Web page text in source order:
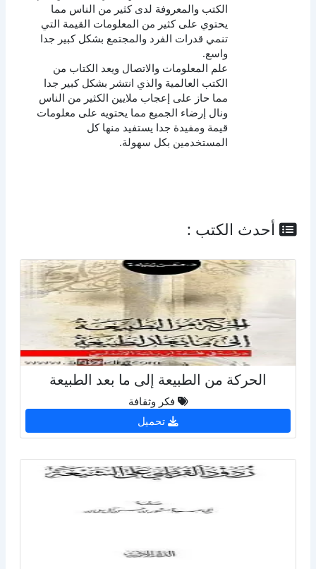
الكتب والمعروفة لدى كثير من الناس مما
يحتوي على كثير من المعلومات القيمة التي
تنمي قدرات الفرد والمجتمع بشكل كبير جدا
واسع.
علم المعلومات والاتصال ويعد الكتاب من
الكتب العالمية والذي انتشر بشكل كبير جدا
مما حاز على إعجاب ملايين الكثير من الناس
ونال إرضاء الجميع مما يحتويه على معلومات
قيمة ومفيدة جدا يستفيد منها كل
المستخدمين بكل سهولة.
أحدث الكتب :
الحركة من الطبيعة إلى ما بعد الطبيعة
فكر وثقافة
تحميل